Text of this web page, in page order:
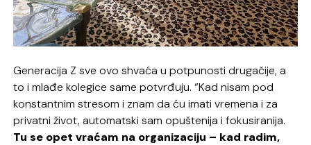
Generacija Z sve ovo shvaća u potpunosti drugačije, a
to i mlađe kolegice same potvrđuju. “Kad nisam pod
konstantnim stresom i znam da ću imati vremena i za
privatni život, automatski sam opuštenija i fokusiranija.
Tu se opet vraćam na organizaciju – kad radim,